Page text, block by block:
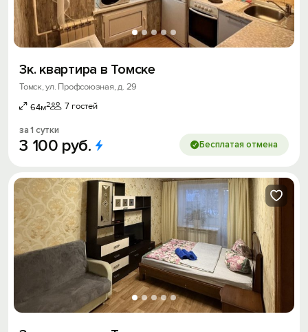
3к. квартира в Томске
Томск, ул. Профсоюзная, д. 29
64м2 7 гостей
за 1 сутки
3 100 руб. Бесплатая отмена